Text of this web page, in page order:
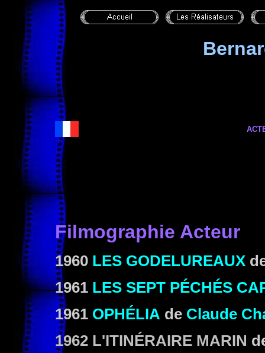
Filmographie Acteur
1960 LES GODELUREAUX
1961 LES SEPT PÉCHÉS
1961 OPHÉLIA de Claude
1962 L'ITINÉRAIRE MARIN